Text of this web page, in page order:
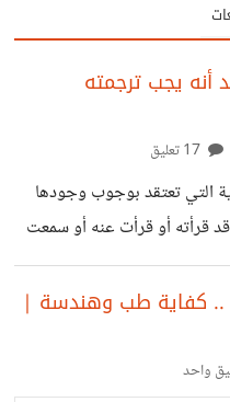
أنه يجب ترجمته
التي تعتقد بوجوب وجودها
قرأته أو قرأت عنه أو سمعت
تعتقد بأنه يجب أن
.. كفاية طب وهندسة |
واحد